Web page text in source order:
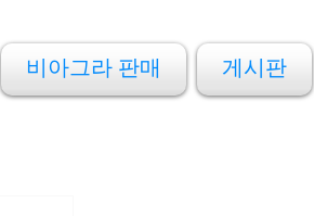
비아그라 판매 게시판